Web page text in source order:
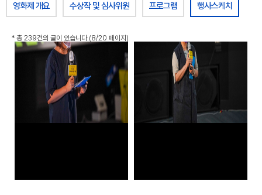
영화제 개요 수상작 및 심사위원 프로그램 행사스케치
* 총 239건의 글이 있습니다.(8/20 페이지)